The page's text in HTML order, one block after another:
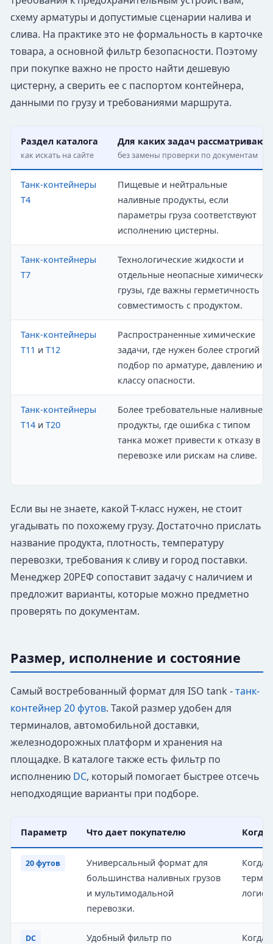
схему арматуры и допустимые сценарии налива и
слива. На практике это не формальность в карточке
товара, а основной фильтр безопасности. Поэтому
при покупке важно не просто найти дешевую
цистерну, а сверить ее с паспортом контейнера,
данными по грузу и требованиями маршрута.
Раздел каталога
как искать на сайте
Для каких задач рассматривают
без замены проверки по документам
Танк-контейнеры
T4
Пищевые и нейтральные
наливные продукты, если
параметры груза соответствуют
исполнению цистерны.
Танк-контейнеры
T7
Технологические жидкости и
отдельные неопасные химические
грузы, где важны герметичность и
совместимость с продуктом.
Танк-контейнеры
T11 и T12
Распространенные химические
задачи, где нужен более строгий
подбор по арматуре, давлению и
классу опасности.
Танк-контейнеры
T14и T20
Более требовательные наливные
продукты, где ошибка с типом
танка может привести к отказу в
перевозке или рискам на сливе.
Если вы не знаете, какой T-класс нужен, не стоит
угадывать по похожему грузу. Достаточно прислать
название продукта, плотность, температуру
перевозки, требования к сливу и город поставки.
Менеджер 20РЕФ сопоставит задачу с наличием и
предложит варианты, которые можно предметно
проверять по документам.
Размер, исполнение и состояние
Самый востребованный формат для ISO tank -танк-
контейнер 20 футов. Такой размер удобен для
терминалов, автомобильной доставки,
железнодорожных платформ и хранения на
площадке. В каталоге также есть фильтр по
исполнению DC, который помогает быстрее отсечь
неподходящие варианты при подборе.
Параметр Что дает покупателю Когда
20 футов
Универсальный формат для
большинства наливных грузов
и мультимодальной
перевозки.
Когда
DC
Удобный фильтр по
Когда